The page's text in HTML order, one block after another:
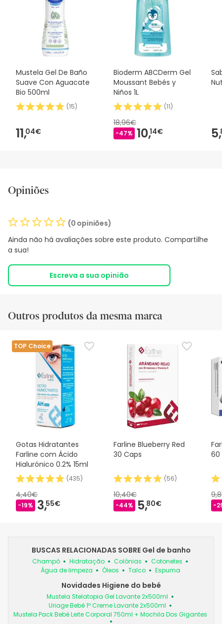
Mustela Gel De Baño
Suave Con Aguacate
Bio 500ml
(15)
11,04€
Bioderm ABCDerm Gel
Moussant Bebés y
Niños 1L
(11)
18,96€
-47% 10,14€ 5,
Opiniões
(0 opiniões)
Ainda não há avaliações sobre este produto. Compartilhe
a sua!
Escreva a sua opinião
Outros produtos da mesma marca
TOP Choice
Gotas Hidratantes
Farline com Ácido
Hialurónico 0.2% 15ml
(435)
4,40€
-19% 3,55€
Farline Blueberry Red
30 Caps
(56)
10,40€
-44% 5,80€
60
-
BUSCAS RELACIONADAS SOBRE Gel de banho
Champô Hidratação Colónias
Cotonetes
Água de limpeza
Óleos Talco Espuma
Novidades Higiene do bebé
Mustela Stelatopia Gel Lavante 2x500ml
Uriage Bebé 1º Creme Lavante 2x500ml
Mustela Pack Bebé Leite Corporal 750ml + Mochila Dos Gigantes